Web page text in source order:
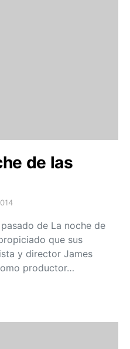
de las
de La noche de
que sus
y director James
productor…